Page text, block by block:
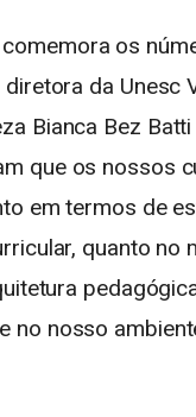
os
da Unesc
Bianca Bez Batti
que os nossos
em termos de
quanto no
no nosso